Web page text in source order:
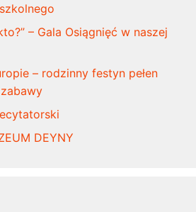
– Gala Osiągnięć w naszej
– rodzinny festyn pełen
DEYNY